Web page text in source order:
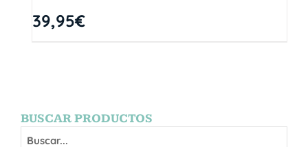
39,95€
BUSCAR PRODUCTOS